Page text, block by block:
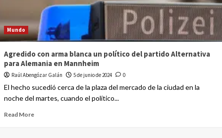
Mundo
Agredido con arma blanca un político del partido Alternativa
para Alemania en Mannheim
Raúl Abengózar Galán 5 de junio de 2024 0
El hecho sucedió cerca de la plaza del mercado de la ciudad en la
noche del martes, cuando el político...
Read More